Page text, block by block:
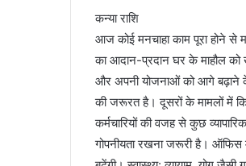
कन्या राशि
आज कोई मनचाहा काम पूरा होने से
का आदान-प्रदान घर के माहौल को
और अपनी योजनाओं को आगे बढ़ाने
की जरूरत है। दूसरों के मामलों में
कर्मचारियों की वजह से कुछ
गोपनीयता रखना जरूरी है। ऑफिस